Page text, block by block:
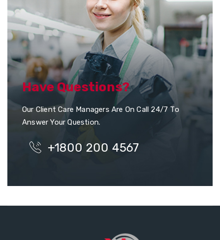
Have Questions?
Our Client Care Managers Are On Call 24/7 To
Answer Your Question.
+1800 200 4567